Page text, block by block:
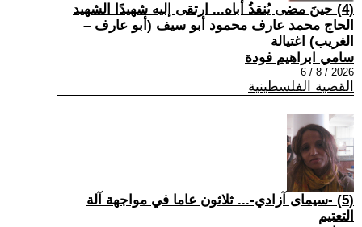
(4) حينَ مضى يُنقذُ أباه... ارتقى إليه شهيدًا الشهيد
الحاج محمد عارف محمود أبو سيف (أبو عارف –
الغريب) اغتيالة
سامي ابراهيم فودة
2026 / 8 / 6
القضية الفلسطينية
(5) -سيمای آزادي-... ثلاثون عاما في مواجهة آلة
التعتيم